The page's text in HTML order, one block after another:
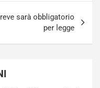
sarà obbligatorio
per legge